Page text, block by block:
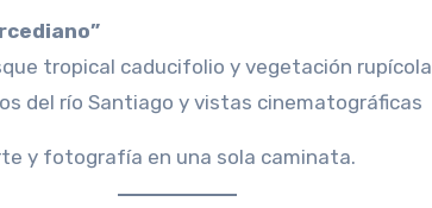
tropical caducifolio y vegetación rupícola
del río Santiago y vistas cinematográficas
y fotografía en una sola caminata.